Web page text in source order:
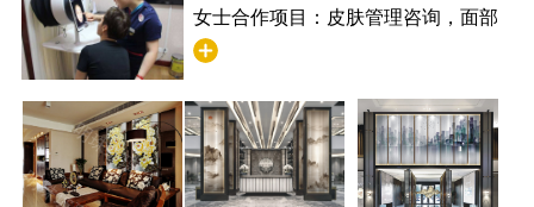
女士合作项目：皮肤管理咨询，面部
清洁合作满意度：非常满意，并且学